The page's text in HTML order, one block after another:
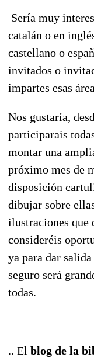
Sería muy
catalán o en
castellano o
invitados o
impartes esas
Nos gustaría,
participarais
montar una
próximo mes de
disposición
dibujar sobre
ilustraciones que
consideréis
ya para dar
seguro será
todas.
.. El blog de la